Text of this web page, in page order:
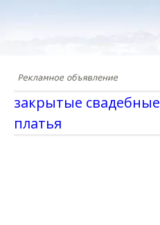
закрытые свадебные
платья